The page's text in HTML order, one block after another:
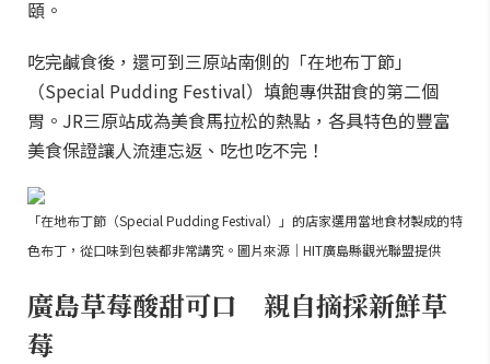
頤。
吃完鹹食後，還可到三原站南側的「在地布丁節」
（Special Pudding Festival）填飽專供甜食的第二個
胃。JR三原站成為美食馬拉松的熱點，各具特色的豐富
美食保證讓人流連忘返、吃也吃不完！
「在地布丁節（Special Pudding Festival）」的店家選用當地食材製成的特
色布丁，從口味到包裝都非常講究。圖片來源｜HIT廣島縣觀光聯盟提供
廣島草莓酸甜可口 親自摘採新鮮草
莓